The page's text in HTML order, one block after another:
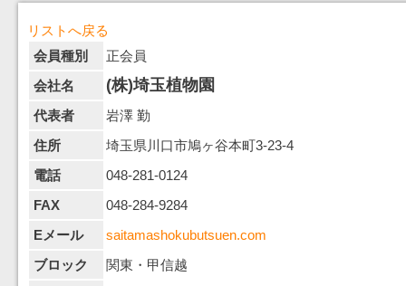
リストへ戻る
会員種別
正会員
会社名
(株)埼玉植物園
代表者
岩澤 勤
住所
埼玉県川口市鳩ヶ谷本町3-23-4
電話
048-281-0124
FAX
048-284-9284
Eメール
saitamashokubutsuen.com
ブロック
関東・甲信越